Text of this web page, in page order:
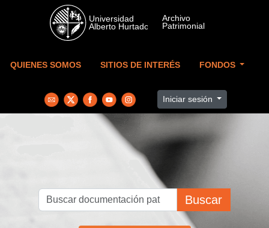
Skip to main content
QUIENES SOMOS SITIOS DE INTERÉS FONDOS
Iniciar sesión
Buscar